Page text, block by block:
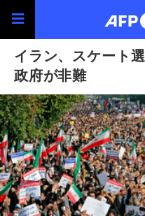
イラン、スケート
政府が非難